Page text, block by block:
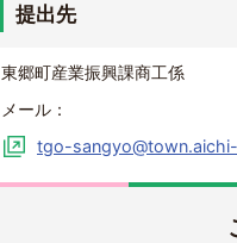
提出先
東郷町産業振興課商工係
メール：
tgo-